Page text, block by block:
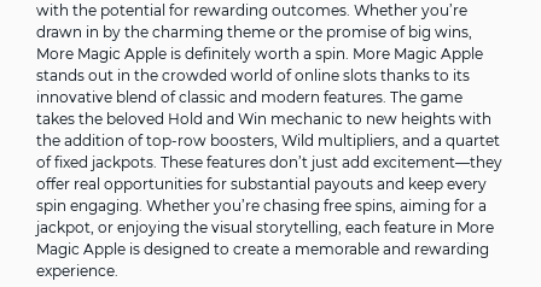
with the potential for rewarding outcomes. Whether you’re
drawn in by the charming theme or the promise of big wins,
More Magic Apple is definitely worth a spin. More Magic Apple
stands out in the crowded world of online slots thanks to its
innovative blend of classic and modern features. The game
takes the beloved Hold and Win mechanic to new heights with
the addition of top-row boosters, Wild multipliers, and a quartet
of fixed jackpots. These features don’t just add excitement—they
offer real opportunities for substantial payouts and keep every
spin engaging. Whether you’re chasing free spins, aiming for a
jackpot, or enjoying the visual storytelling, each feature in More
Magic Apple is designed to create a memorable and rewarding
experience.